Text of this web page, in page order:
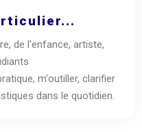
de l'enfance, artiste,
m'outiller, clarifier
dans le quotidien.